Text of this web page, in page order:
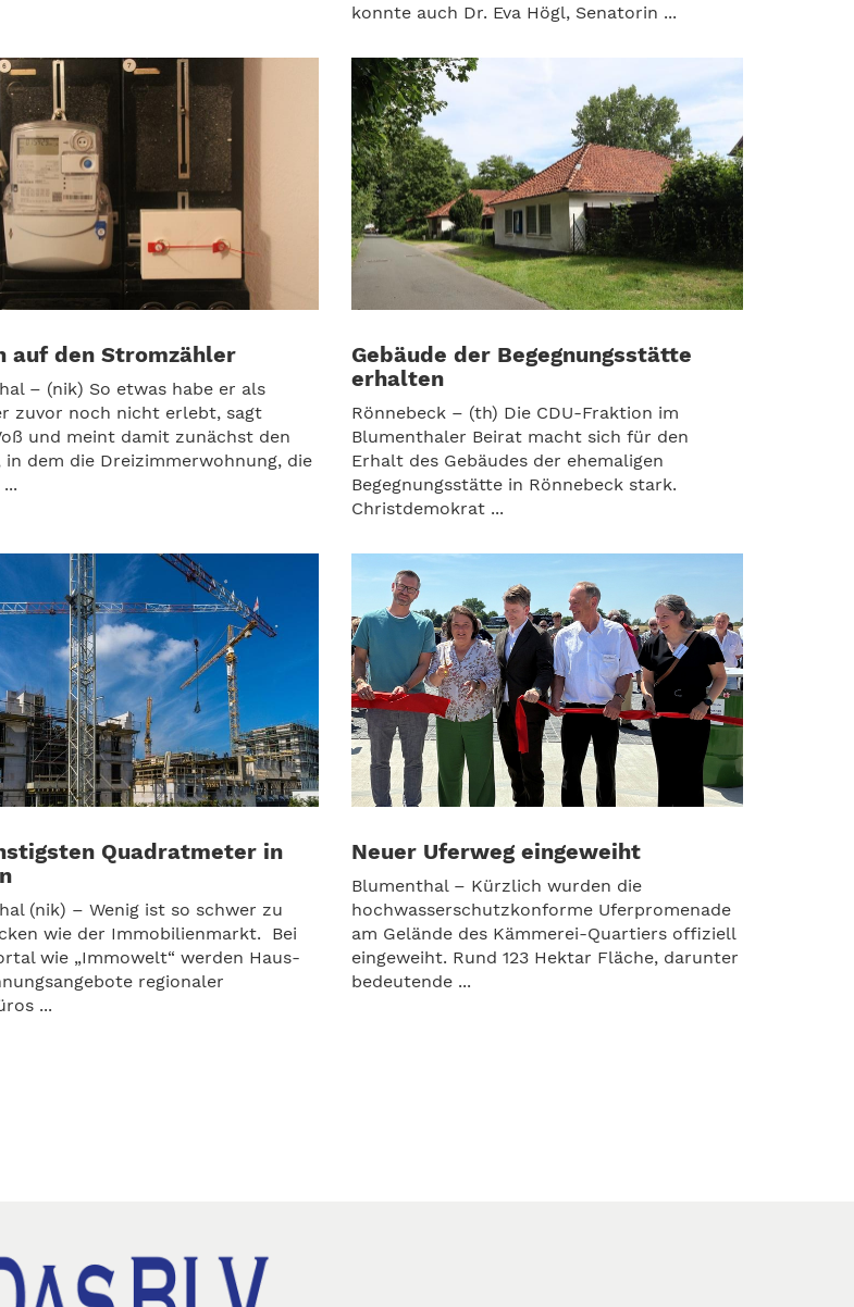
konnte auch Dr. Eva Högl, Senatorin ...
auf den Stromzähler
– (nik) So etwas habe er als
zuvor noch nicht erlebt, sagt
und meint damit zunächst den
in dem die Dreizimmerwohnung, die
Gebäude der Begegnungsstätte
erhalten
Rönnebeck – (th) Die CDU-Fraktion im
Blumenthaler Beirat macht sich für den
Erhalt des Gebäudes der ehemaligen
Begegnungsstätte in Rönnebeck stark.
Christdemokrat ...
Quadratmeter in
(nik) – Wenig ist so schwer zu
wie der Immobilienmarkt. Bei
wie „Immowelt“ werden Haus-
regionaler
...
Neuer Uferweg eingeweiht
Blumenthal – Kürzlich wurden die
hochwasserschutzkonforme Uferpromenade
am Gelände des Kämmerei-Quartiers offiziell
eingeweiht. Rund 123 Hektar Fläche, darunter
bedeutende ...